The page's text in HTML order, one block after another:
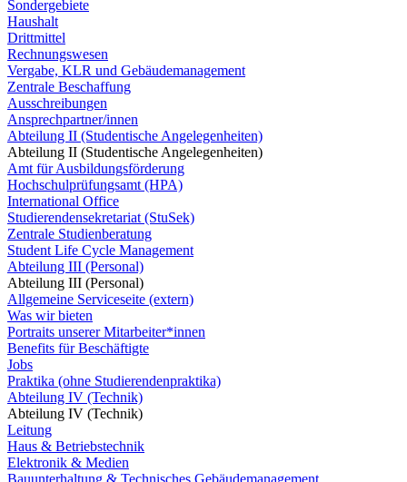
Sondergebiete
Haushalt
Drittmittel
Rechnungswesen
Vergabe, KLR und Gebäudemanagement
Zentrale Beschaffung
Ausschreibungen
Ansprechpartner/innen
Abteilung II (Studentische Angelegenheiten)
Abteilung II (Studentische Angelegenheiten)
Amt für Ausbildungsförderung
Hochschulprüfungsamt (HPA)
International Office
Studierendensekretariat (StuSek)
Zentrale Studienberatung
Student Life Cycle Management
Abteilung III (Personal)
Abteilung III (Personal)
Allgemeine Serviceseite (extern)
Was wir bieten
Portraits unserer Mitarbeiter*innen
Benefits für Beschäftigte
Jobs
Praktika (ohne Studierendenpraktika)
Abteilung IV (Technik)
Abteilung IV (Technik)
Leitung
Haus & Betriebstechnik
Elektronik & Medien
Bauunterhaltung & Technisches Gebäudemanagement